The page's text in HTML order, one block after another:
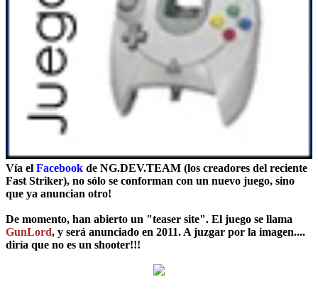
Vía el Facebook de NG.DEV.TEAM (los creadores del reciente
Fast Striker), no sólo se conforman con un nuevo juego, sino
que ya anuncian otro!
De momento, han abierto un "teaser site". El juego se llama
GunLord, y será anunciado en 2011. A juzgar por la imagen....
diría que no es un shooter!!!